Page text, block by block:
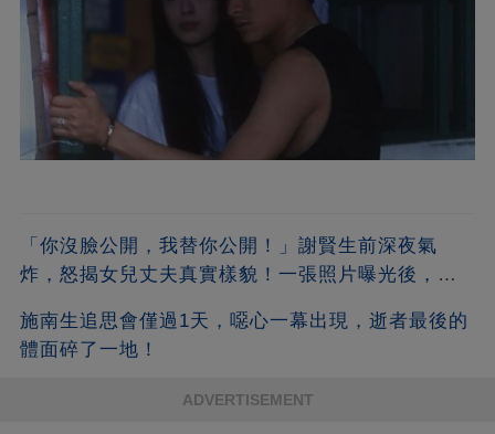
「你沒臉公開，我替你公開！」謝賢生前深夜氣
炸，怒揭女兒丈夫真實樣貌！一張照片曝光後，全
施南生追思會僅過1天，噁心一幕出現，逝者最後的
體面碎了一地！
ADVERTISEMENT